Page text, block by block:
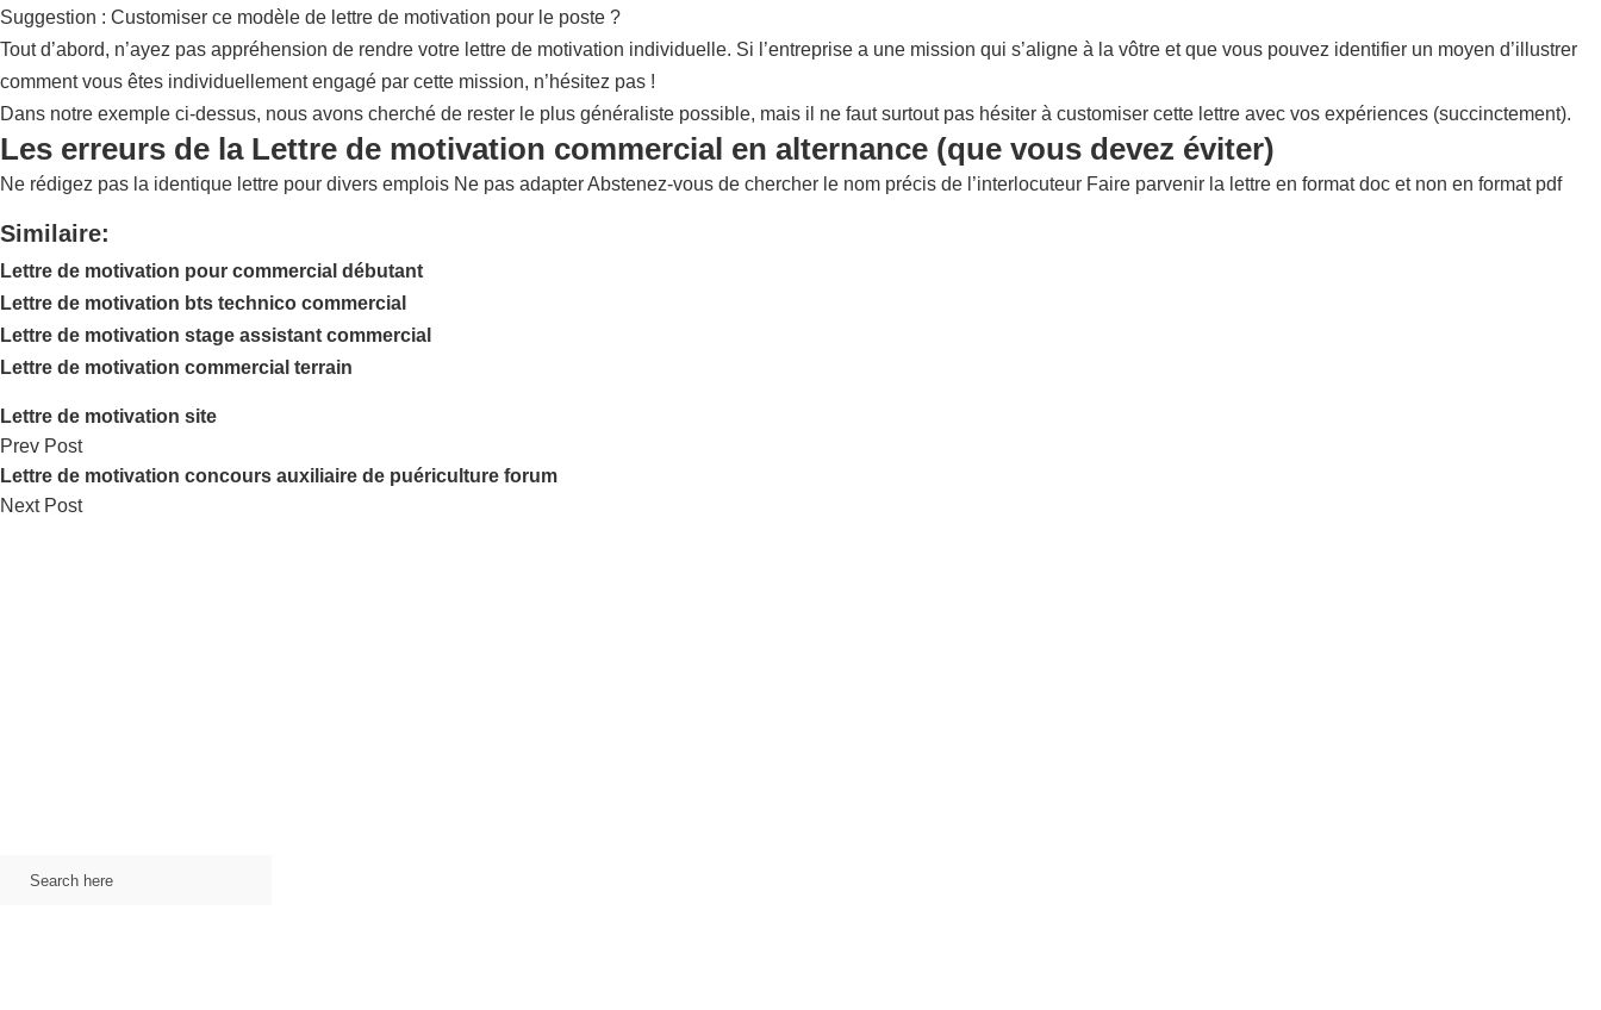
Suggestion : Customiser ce modèle de lettre de motivation pour le poste ?
Tout d’abord, n’ayez pas appréhension de rendre votre lettre de motivation individuelle. Si l’entreprise a une mission qui s’aligne à la vôtre et que vous pouvez identifier un moyen d’illustrer
comment vous êtes individuellement engagé par cette mission, n’hésitez pas !
Dans notre exemple ci-dessus, nous avons cherché de rester le plus généraliste possible, mais il ne faut surtout pas hésiter à customiser cette lettre avec vos expériences (succinctement).
Les erreurs de la Lettre de motivation commercial en alternance (que vous devez éviter)
Ne rédigez pas la identique lettre pour divers emplois Ne pas adapter Abstenez-vous de chercher le nom précis de l’interlocuteur Faire parvenir la lettre en format doc et non en format pdf
Similaire:
Lettre de motivation pour commercial débutant
Lettre de motivation bts technico commercial
Lettre de motivation stage assistant commercial
Lettre de motivation commercial terrain
Lettre de motivation site
Prev Post
Lettre de motivation concours auxiliaire de puériculture forum
Next Post